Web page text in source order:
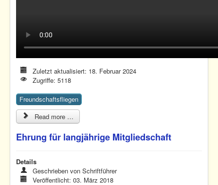
Zuletzt aktualisiert: 18. Februar 2024
Zugriffe: 5118
Freundschaftsfliegen
Read more …
Ehrung für langjährige Mitgliedschaft
Details
Geschrieben vonSchriftführer
Veröffentlicht: 03. März 2018